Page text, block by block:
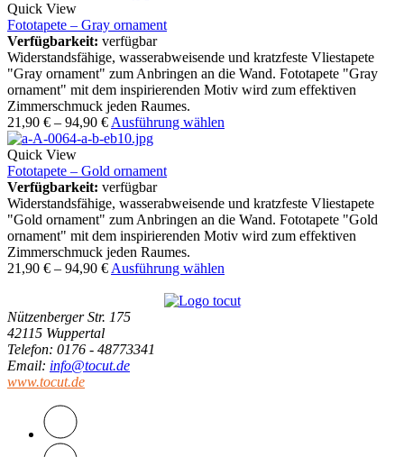
Quick View
Fototapete – Gray ornament
Verfügbarkeit: verfügbar
Widerstandsfähige, wasserabweisende und kratzfeste Vliestapete
"Gray ornament" zum Anbringen an die Wand. Fototapete "Gray
ornament" mit dem inspirierenden Motiv wird zum effektiven
Zimmerschmuck jeden Raumes.
21,90 € – 94,90 € Ausführung wählen
Quick View
Fototapete – Gold ornament
Verfügbarkeit: verfügbar
Widerstandsfähige, wasserabweisende und kratzfeste Vliestapete
"Gold ornament" zum Anbringen an die Wand. Fototapete "Gold
ornament" mit dem inspirierenden Motiv wird zum effektiven
Zimmerschmuck jeden Raumes.
21,90 € – 94,90 € Ausführung wählen
Nützenberger Str. 175
42115 Wuppertal
Telefon: 0176 - 48773341
Email: info@tocut.de
www.tocut.de